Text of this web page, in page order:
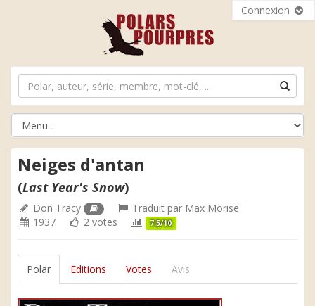
Connexion
Neiges d'antan
(Last Year's Snow)
Don Tracy Traduit par Max Morise
1937
2 votes 7.5/10
Polar Editions Votes Avis